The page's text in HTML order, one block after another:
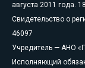
августа 2011 года.
Свидетельство о
46097
Учредитель — АНО
Исполняющий